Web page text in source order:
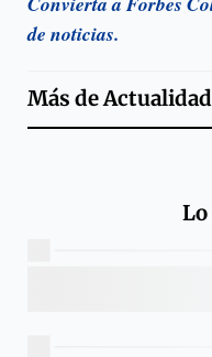
de noticias.
Más deActualidad